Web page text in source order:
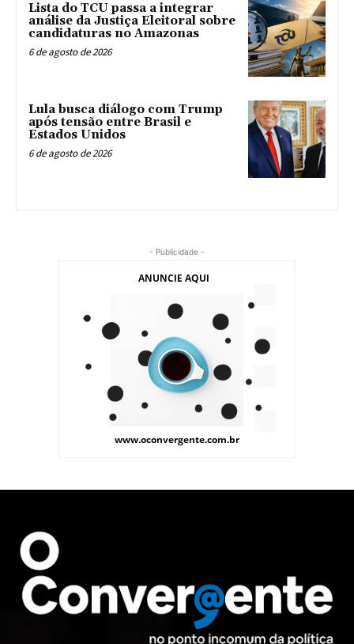
Lista do TCU passa a integrar
análise da Justiça Eleitoral sobre
candidaturas no Amazonas
6 de agosto de 2026
Lula busca diálogo com Trump
após tensão entre Brasil e
Estados Unidos
6 de agosto de 2026
- Publicidade -